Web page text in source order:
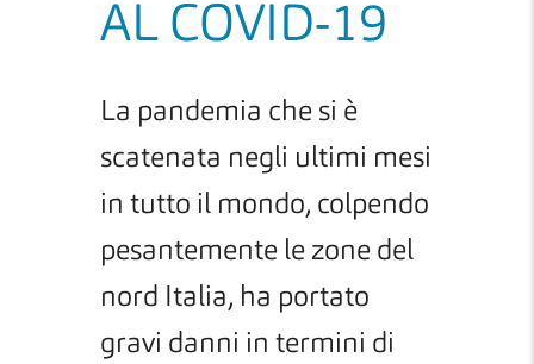
AL COVID-19
La pandemia che si è
scatenata negli ultimi mesi
in tutto il mondo, colpendo
pesantemente le zone del
nord Italia, ha portato
gravi danni in termini di